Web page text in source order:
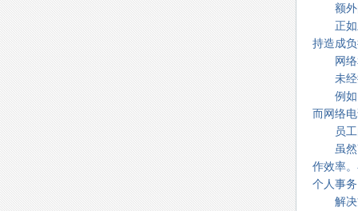
额外
正如上
持造成
网络
未经授
例如，
而网络
员工
虽然
作效率
个人事
解决